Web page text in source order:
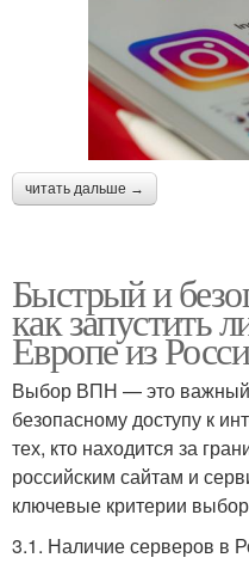
читать дальше →
Быстрый и
как запустить
Европе из
Выбор ВПН — это важный
безопасному доступу к
тех, кто находится за
российским сайтам и
ключевые критерии
3.1. Наличие серверов в